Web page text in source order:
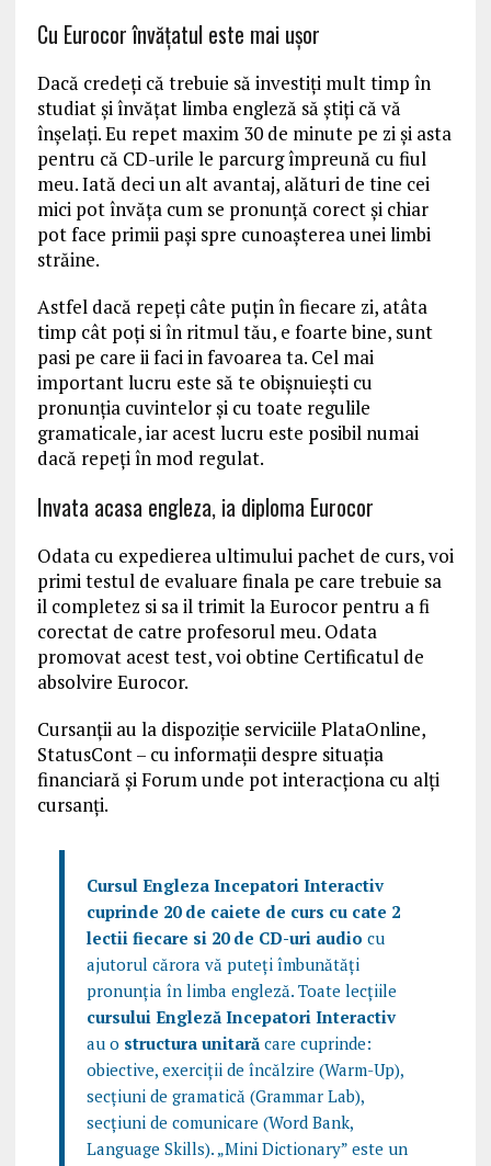
Cu Eurocor învăţatul este mai uşor
Dacă credeţi că trebuie să investiţi mult timp în
studiat şi învăţat limba engleză să ştiţi că vă
înşelaţi. Eu repet maxim 30 de minute pe zi şi asta
pentru că CD-urile le parcurg împreună cu fiul
meu. Iată deci un alt avantaj, alături de tine cei
mici pot învăţa cum se pronunţă corect şi chiar
pot face primii paşi spre cunoaşterea unei limbi
străine.
Astfel dacă repeţi câte puţin în fiecare zi, atâta
timp cât poţi si în ritmul tău, e foarte bine, sunt
pasi pe care ii faci in favoarea ta. Cel mai
important lucru este să te obişnuieşti cu
pronunţia cuvintelor şi cu toate regulile
gramaticale, iar acest lucru este posibil numai
dacă repeţi în mod regulat.
Invata acasa engleza, ia diploma Eurocor
Odata cu expedierea ultimului pachet de curs, voi
primi testul de evaluare finala pe care trebuie sa
il completez si sa il trimit la Eurocor pentru a fi
corectat de catre profesorul meu. Odata
promovat acest test, voi obtine Certificatul de
absolvire Eurocor.
Cursanţii au la dispoziţie serviciile PlataOnline,
StatusCont – cu informaţii despre situaţia
financiară şi Forum unde pot interacționa cu alți
cursanți.
Cursul Engleza Incepatori Interactiv
cuprinde 20 de caiete de curs cu cate 2
lectii fiecare si 20 de CD-uri audio cu
ajutorul cărora vă puteți îmbunătăți
pronunția în limba engleză. Toate lecțiile
cursului Engleză Incepatori Interactiv
au o structura unitarăcare cuprinde:
obiective, exerciții de încălzire (Warm-Up),
secțiuni de gramatică (Grammar Lab),
secțiuni de comunicare (Word Bank,
Language Skills). „Mini Dictionary” este un